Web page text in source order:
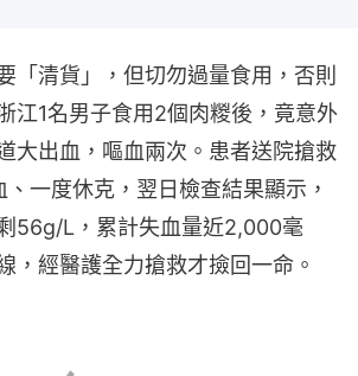
「清貨」，但切勿過量食用，否則
江1名男子食用2個肉糉後，竟意外
大出血，嘔血兩次。患者送院搶救
一度休克，翌日檢查結果顯示，
56g/L，累計失血量近2,000毫
，經醫護全力搶救才撿回一命。